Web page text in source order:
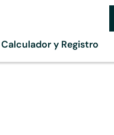
Calculador y Registro